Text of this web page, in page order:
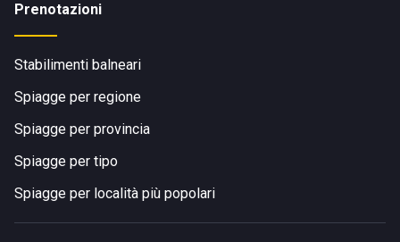
Prenotazioni
Stabilimenti balneari
Spiagge per regione
Spiagge per provincia
Spiagge per tipo
Spiagge per località più popolari